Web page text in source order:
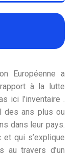
Européenne a
à la lutte
ici l’inventaire .
des ans plus ou
dans leur pays.
qui s’explique
au travers d’un